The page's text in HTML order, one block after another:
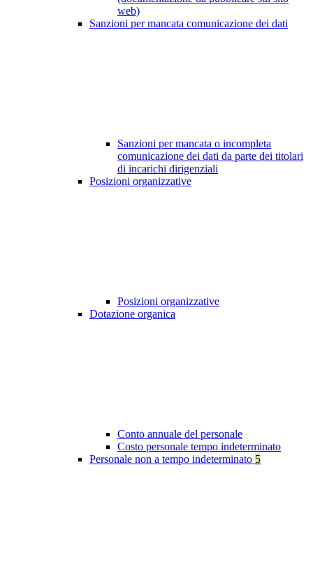
web)
Sanzioni per mancata comunicazione dei dati
Sanzioni per mancata o incompleta
comunicazione dei dati da parte dei titolari
di incarichi dirigenziali
Posizioni organizzative
Posizioni organizzative
Dotazione organica
Conto annuale del personale
Costo personale tempo indeterminato
Personale non a tempo indeterminato 5